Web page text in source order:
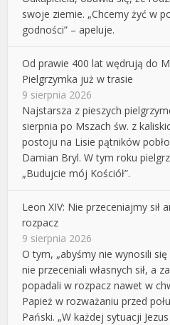
swoje ziemie. „Chcemy żyć w
godności” – apeluje.
Od prawie 400 lat wędrują do
Pielgrzymka już w trasie
9 sierpnia 2026
Najstarsza z pieszych
sierpnia po Mszach św. z
postoju na Lisie pątników
Damian Bryl. W tym roku
„Budujcie mój Kościół”.
Leon XIV: Nie przeceniajmy sił
rozpacz
9 sierpnia 2026
O tym, „abyśmy nie wynosili
nie przeceniali własnych sił, a
popadali w rozpacz nawet w
Papież w rozważaniu przed
Pański. „W każdej sytuacji